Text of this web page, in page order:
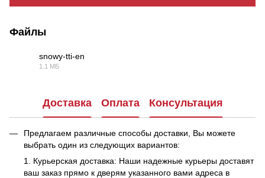
Файлы
snowy-tti-en
1.1 МБ
Доставка Оплата Консультация
Предлагаем различные способы доставки, Вы можете
выбрать один из следующих вариантов:
1. Курьерская доставка: Наши надежные курьеры доставят
ваш заказ прямо к дверям указанного вами адреса в